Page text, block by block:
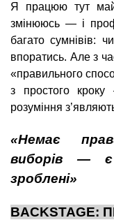
Я працюю тут
змінююсь — і
багато сумнівів:
впоратись. Але з
«правильного
з простого
розуміння
«Немає
виборів —
зроблені»
BACKSTAGE: